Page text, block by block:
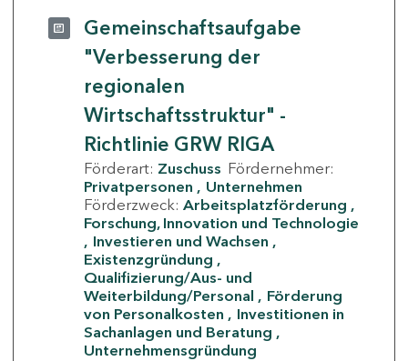
Gemeinschaftsaufgabe
"Verbesserung der
regionalen
Wirtschaftsstruktur" -
Richtlinie GRW RIGA
Förderart: Zuschuss Fördernehmer:
Privatpersonen
Unternehmen
Förderzweck: Arbeitsplatzförderung
Forschung, Innovation und Technologie
Investieren und Wachsen
Existenzgründung
Qualifizierung/Aus- und
Weiterbildung/Personal
Förderung
von Personalkosten
Investitionen in
Sachanlagen und Beratung
Unternehmensgründung